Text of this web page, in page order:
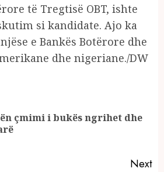
të Tregtisë OBT, ishte
si kandidate. Ajo ka
e Bankës Botërore dhe
dhe nigeriane./DW
çmimi i bukës ngrihet dhe
Next